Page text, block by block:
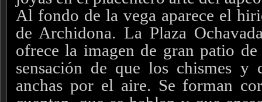
Al fondo de la vega aparece el
de Archidona. La Plaza
ofrece la imagen de gran patio
sensación de que los chismes y
anchas por el aire. Se forman